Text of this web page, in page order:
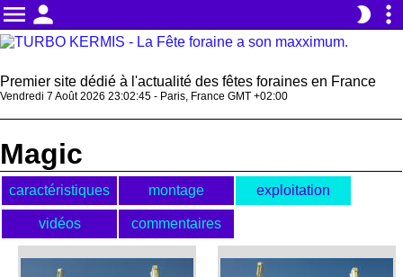
menu person brightness_2 more_vert
Premier site dédié à l'actualité des fêtes foraines en France
Vendredi 7 Août 2026 23:02:45 - Paris, France GMT +02:00
Magic
caractéristiques montage exploitation
vidéos commentaires